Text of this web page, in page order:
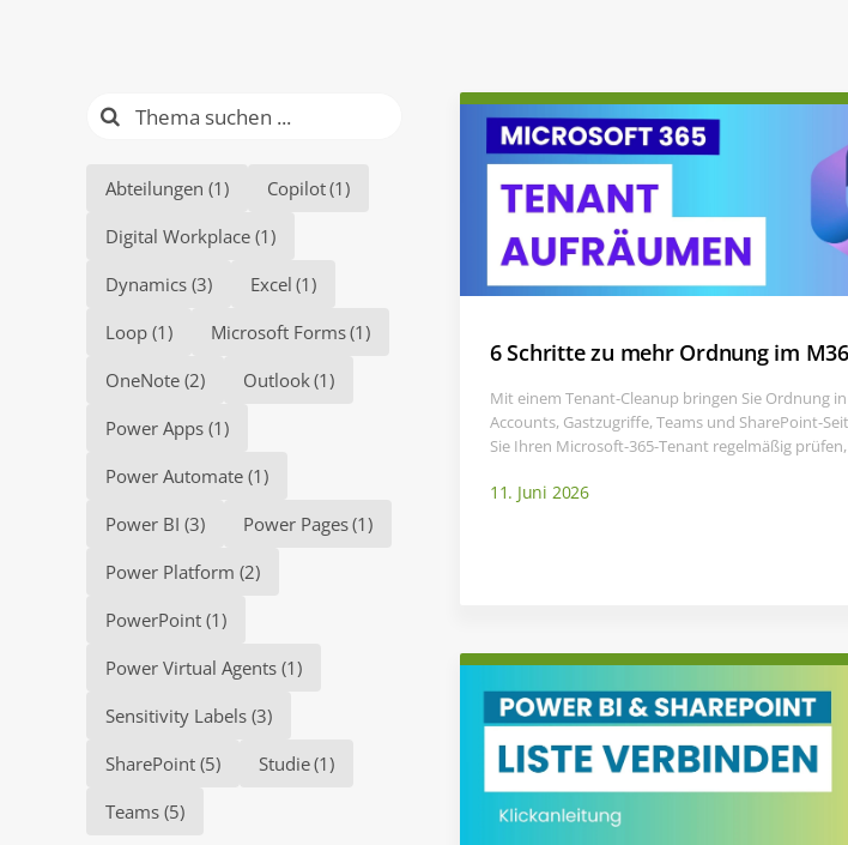
Suche
nach:
Abteilungen (1) Copilot(1)
Digital Workplace (1)
Dynamics (3) Excel (1)
Loop (1) Microsoft Forms(1)
OneNote (2) Outlook (1)
Power Apps (1)
Power Automate (1)
Power BI (3) Power Pages(1)
Power Platform (2)
PowerPoint (1)
Power Virtual Agents (1)
Sensitivity Labels (3)
SharePoint (5) Studie(1)
Teams (5)
6 Schritte zu mehr Ordnung im
Mit einem Tenant-Cleanup bringen Sie Ordnung
Accounts, Gastzugriffe, Teams und SharePoint-
Sie Ihren Microsoft-365-Tenant regelmäßig
11. Juni 2026